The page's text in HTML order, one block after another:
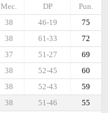
Pun.
DP
Mec.
75
46-19
38
72
61-33
38
69
51-27
37
60
52-45
38
59
52-43
38
55
51-46
38